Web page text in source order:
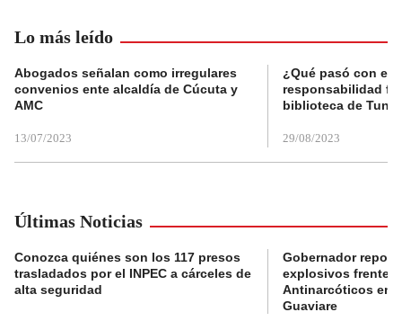
Lo más leído
Abogados señalan como irregulares
convenios ente alcaldía de Cúcuta y
AMC
13/07/2023
¿Qué pasó con el
responsabilidad
biblioteca de
29/08/2023
Últimas Noticias
Conozca quiénes son los 117 presos
trasladados por el INPEC a cárceles de
alta seguridad
Gobernador
explosivos frente a
Antinarcóticos en
Guaviare